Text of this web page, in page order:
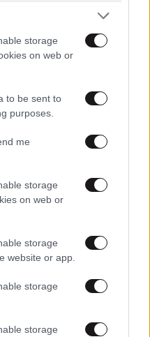
storage
on web or
to be sent to
purposes.
me
storage
on web or
storage
website or app.
storage
storage
γενέθλια και τα
«Καμία στιγμή